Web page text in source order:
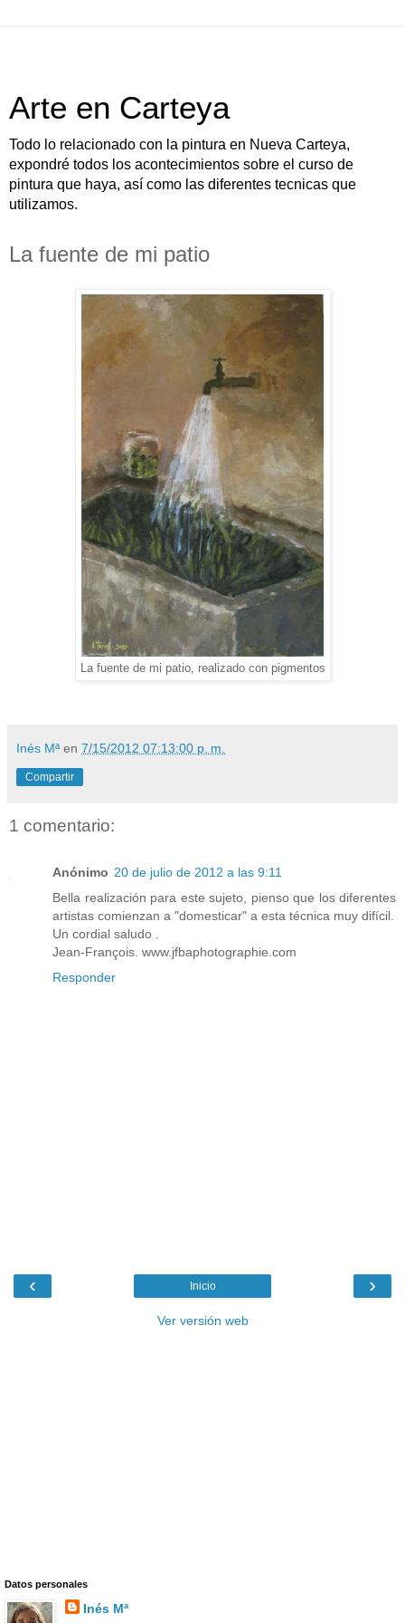
Arte en Carteya
Todo lo relacionado con la pintura en Nueva Carteya,
expondré todos los acontecimientos sobre el curso de
pintura que haya, así como las diferentes tecnicas que
utilizamos.
La fuente de mi patio
La fuente de mi patio, realizado con pigmentos
Inés Mª en 7/15/2012 07:13:00 p. m.
Compartir
1 comentario:
Anónimo 20 de julio de 2012 a las 9:11
Bella realización para este sujeto, pienso que los diferentes
artistas comienzan a "domesticar" a esta técnica muy difícil.
Un cordial saludo .
Jean-François. www.jfbaphotographie.com
Responder
‹ ›
Inicio
Ver versión web
Datos personales
Inés Mª